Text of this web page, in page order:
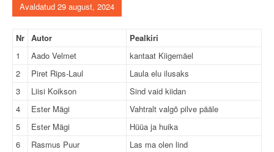
Avaldatud 29 august, 2024
Nr Autor
Pealkiri
1
Aado Velmet
kantaat Kiigemäel
2
Piret Rips-Laul
Laula elu ilusaks
3
Liisi Koikson
Sind vaid kiidan
4
Ester Mägi
Vahtralt valgõ pilve pääle
5
Ester Mägi
Hüüa ja huika
6
Rasmus Puur
Las ma olen lind